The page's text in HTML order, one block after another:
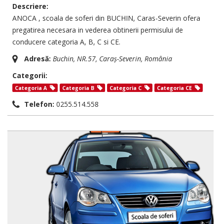
Descriere:
ANOCA , scoala de soferi din BUCHIN, Caras-Severin ofera
pregatirea necesara in vederea obtinerii permisului de
conducere categoria A, B, C si CE.
Adresă: Buchin, NR.57, Caraș-Severin, România
Categorii:
Categoria A Categoria B Categoria C Categoria CE
Telefon: 0255.514.558